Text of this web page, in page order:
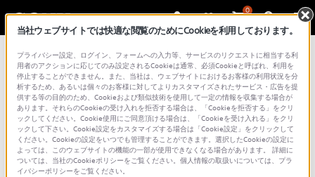
0
総合サポート・お問い合わせ
文書番号 : S1012171084205 / 最終更新日 : 2025/03/11
[Windows 7] Synapticsタッチパッドの
感度を変更する方法
当社ウェブサイトでは快適な閲覧のためにCookieを利用しております。
プライバシー設定、ログイン、フォームへの入力等、サービスのリクエストに相当する利
用者のアクションに応じてのみ設定されるCookieは通常、必須Cookieと呼ばれ、利用を
停止することができません。また、当社は、ウェブサイトにおけるお客様の利用状況を分
析するため、あるいは個々のお客様に対してよりカスタマイズされたサービス・広告を提
供する等の目的のため、Cookieおよび類似技術を使用して一定の情報を収集する場合が
あります。それらのCookieの受け入れを拒否する場合は、「Cookieを拒否する」をクリ
ックしてください。Cookie使用にご同意頂ける場合は、「Cookieを受け入れる」をクリ
ックして下さい。Cookie設定をカスタマイズする場合は「Cookie設定」をクリックして
ください。Cookieの設定をいつでも管理することができます。選択したCookieの設定に
よっては、このウェブサイトの機能の一部が使用できなくなる場合があります。 詳細に
ついては、当社のCookieポリシーをご覧ください。個人情報の取扱いについては、プラ
イバシーポリシーをご覧ください。